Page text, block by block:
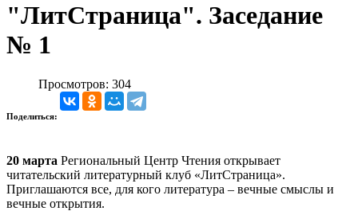
"ЛитСтраница". Заседание
№ 1
Просмотров: 304
Поделиться:
20 марта Региональный Центр Чтения открывает
читательский литературный клуб «ЛитСтраница».
Приглашаются все, для кого литература – вечные смыслы и
вечные открытия.